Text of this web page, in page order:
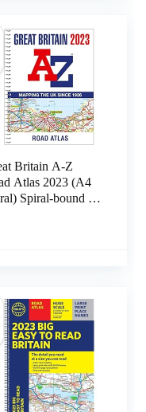
Britain A-Z
Atlas 2023 (A4
Spiral-bound –